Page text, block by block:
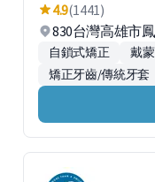
4.9(1441)
830台灣高雄市
自鎖式矯正 戴
矯正牙齒/傳統牙套